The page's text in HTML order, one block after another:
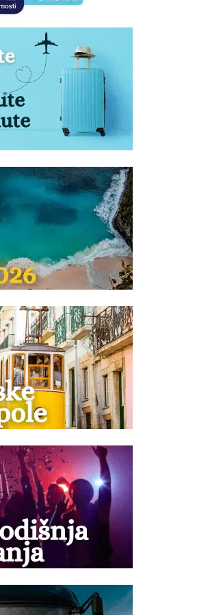
u autobusu:Raspored sedenja u
određuje se kompjuterski u zavisnosti
istog, i ne postoji mogućnost rezervacije
za Vila MIMIKA Pefki ne odgovara
ostalih smeštaja u letovalištu Pefki na
po veličini ostrvu Grčke